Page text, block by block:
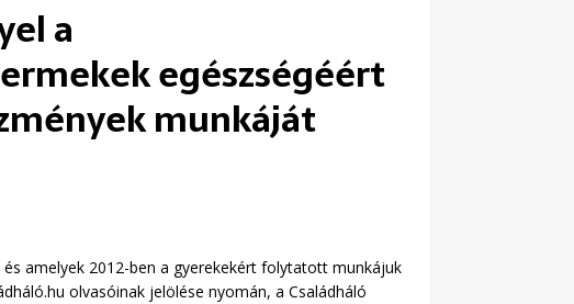
a
egészségéért
munkáját
amelyek 2012-ben a gyerekekért folytatott munkájuk
olvasóinak jelölése nyomán, a Családháló